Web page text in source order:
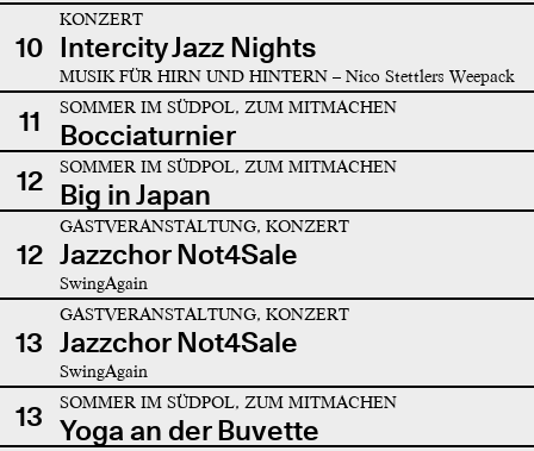
10
KONZERT
Intercity Jazz Nights
MUSIK FÜR HIRN UND HINTERN – Nico Stettlers Weepack
11 SOMMER IM SÜDPOL, ZUM MITMACHEN
Bocciaturnier
12
SOMMER IM SÜDPOL, ZUM MITMACHEN
Big in Japan
12
GASTVERANSTALTUNG, KONZERT
Jazzchor Not4Sale
SwingAgain
13
GASTVERANSTALTUNG, KONZERT
Jazzchor Not4Sale
SwingAgain
13 SOMMER IM SÜDPOL, ZUM MITMACHEN
Yoga an der Buvette